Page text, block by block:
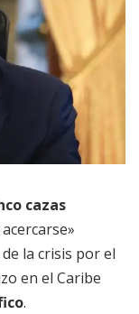
cazas
la crisis por el
en el Caribe
.